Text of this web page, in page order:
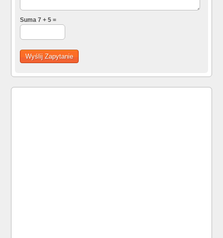
Suma 7 + 5 =